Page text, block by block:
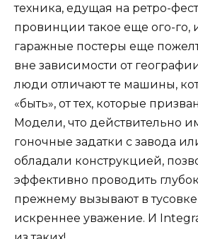
техника, едущая на ретро-
провинции такое еще ого-го,
гаражные постеры еще
вне зависимости от
люди отличают те машины,
«быть», от тех, которые
Модели, что действительно
гоночные задатки с завода
обладали конструкцией,
эффективно проводить
прежнему вызывают в
искреннее уважение. И